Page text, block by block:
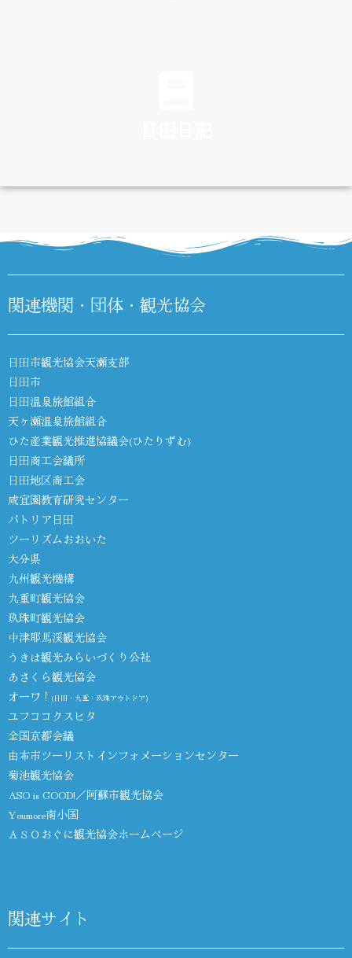
DIARY
関連機関・団体・観光協会
日田市観光協会天瀬支部
日田市
日田温泉旅館組合
天ヶ瀬温泉旅館組合
ひた産業観光推進協議会(ひたりずむ)
日田商工会議所
日田地区商工会
咸宜園教育研究センター
パトリア日田
ツーリズムおおいた
大分県
九州観光機構
九重町観光協会
玖珠町観光協会
中津耶馬渓観光協会
うきは観光みらいづくり公社
あさくら観光協会
オーワ！ (日田・九重・玖珠アウトドア)
ユフココクスヒタ
全国京都会議
由布市ツーリストインフォメーションセンター
菊池観光協会
ASO is GOOD!／阿蘇市観光協会
Youmore南小国
ＡＳＯおぐに観光協会ホームページ
関連サイト